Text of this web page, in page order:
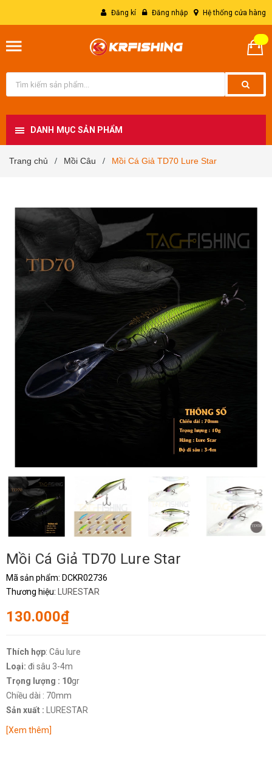
Đăng kí Đăng nhập Hệ thống cửa hàng
DANH MỤC SẢN PHẨM
Trang chủ / Mồi Câu / Mồi Cá Giả TD70 Lure Star
Mồi Cá Giả TD70 Lure Star
Mã sản phẩm: DCKR02736
Thương hiệu: LURESTAR
130.000₫
Thích hợp: Câu lure
Loại: đi sâu 3-4m
Trọng lượng : 10gr
Chiều dài : 70mm
Sản xuất : LURESTAR
[Xem thêm]